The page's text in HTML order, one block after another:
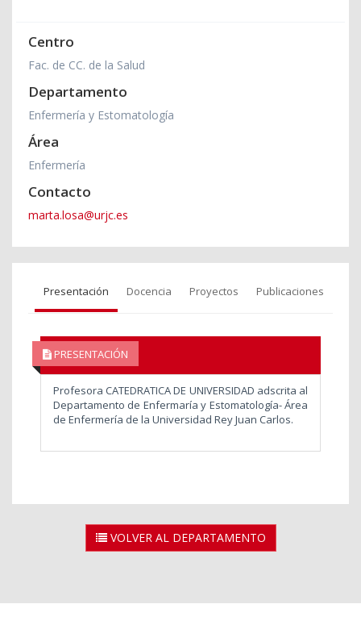
Centro
Fac. de CC. de la Salud
Departamento
Enfermería y Estomatología
Área
Enfermería
Contacto
marta.losa@urjc.es
Presentación Docencia Proyectos Publicaciones
PRESENTACIÓN
Profesora CATEDRATICA DE UNIVERSIDAD adscrita al
Departamento de Enfermaría y Estomatología- Área
de Enfermería de la Universidad Rey Juan Carlos.
VOLVER AL DEPARTAMENTO